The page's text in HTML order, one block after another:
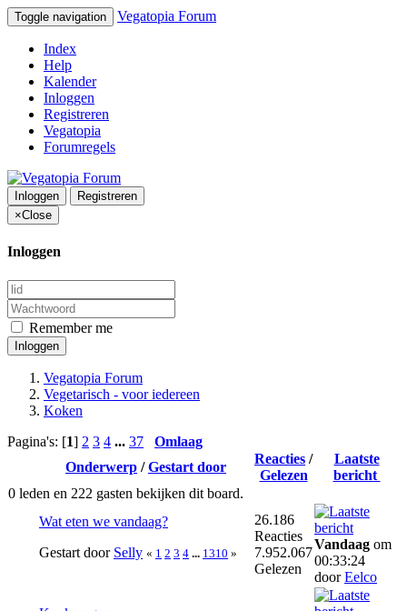
Toggle navigation Vegatopia Forum
Index
Help
Kalender
Inloggen
Registreren
Vegatopia
Forumregels
Inloggen
Registreren
×Close
Inloggen
Remember me
Inloggen
Vegatopia Forum
Vegetarisch - voor iedereen
Koken
Pagina's: [1] 2 3 4 ... 37
Omlaag
Onderwerp /Gestart door
Reacties /
Gelezen
Laatste
bericht
0 leden en 222 gasten bekijken dit board.
Wat eten we vandaag?
Gestart door Selly « 1 2 3 4 ... 1310 »
26.186
Reacties
7.952.067
Gelezen
Vandaag om
00:33:24
doorEelco